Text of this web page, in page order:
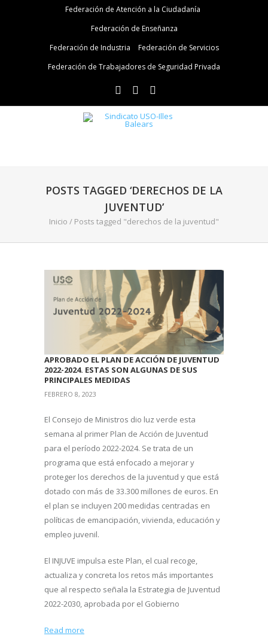
Federación de Atención a la Ciudadanía
Federación de Enseñanza
Federación de Industria
Federación de Servicios
Federación de Trabajadores de Seguridad Privada
POSTS TAGGED ‘DERECHOS DE LA
JUVENTUD’
Inicio / Posts tagged "derechos de la juventud"
APROBADO EL PLAN DE ACCIÓN DE JUVENTUD
2022-2024. ESTAS SON ALGUNAS DE SUS
PRINCIPALES MEDIDAS
FEBRERO 8, 2023
El Consejo de Ministros dio luz verde esta
semana al primer Plan de Acción de Juventud
para el período 2022-2024. Se trata de un
programa que está enfocado a mejorar y
proteger los derechos de la juventud y que está
dotado con más de 33.300 millones de euros. En
el plan se incluyen 200 medidas centradas en
políticas de emancipación, vivienda, educación y
empleo juvenil.
El INJUVE impulsa este Plan, el cual recoge,
actualiza y concreta los retos más importantes
que al respecto señala la Estrategia de Juventud
2022-2030, aprobada por el Gobierno
Read more